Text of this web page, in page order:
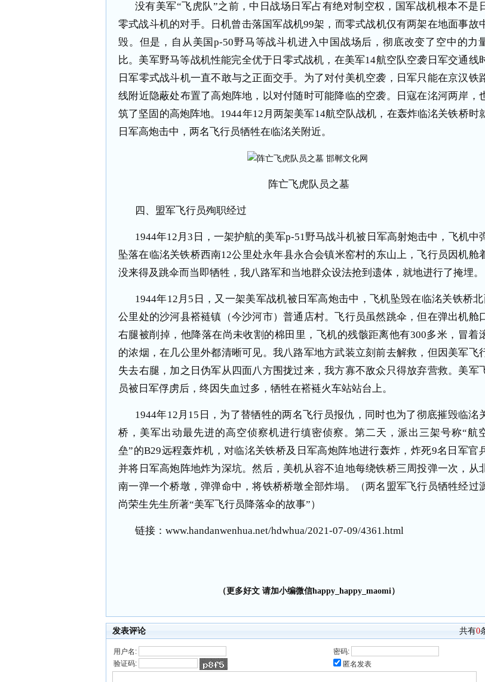
没有美军“飞虎队”之前，中日战场日军占有绝对制空权，国军战机根本不是
零式战斗机的对手。日机曾击落国军战机99架，而零式战机仅有两架在地面事故
毁。但是，自从美国p-50野马等战斗机进入中国战场后，彻底改变了空中的力
比。美军野马等战机性能完全优于日零式战机，在美军14航空队空袭日军交通线
日军零式战斗机一直不敢与之正面交手。为了对付美机空袭，日军只能在京汉铁
线附近隐蔽处布置了高炮阵地，以对付随时可能降临的空袭。日寇在洺河两岸，
筑了坚固的高炮阵地。1944年12月两架美军14航空队战机，在轰炸临洺关铁桥时
日军高炮击中，两名飞行员牺牲在临洺关附近。
阵亡飞虎队员之墓
四、盟军飞行员殉职经过
1944年12月3日，一架护航的美军p-51野马战斗机被日军高射炮击中，飞机中
坠落在临洺关铁桥西南12公里处永年县永合会镇米窑村的东山上，飞行员因机舱
没来得及跳伞而当即牺牲，我八路军和当地群众设法抢到遗体，就地进行了掩埋。
1944年12月5日，又一架美军战机被日军高炮击中，飞机坠毁在临洺关铁桥北
公里处的沙河县褡裢镇（今沙河市）普通店村。飞行员虽然跳伞，但在弹出机舱
右腿被削掉，他降落在尚未收割的棉田里，飞机的残骸距离他有300多米，冒着
的浓烟，在几公里外都清晰可见。我八路军地方武装立刻前去解救，但因美军飞
失去右腿，加之日伪军从四面八方围拢过来，我方寡不敌众只得放弃营救。美军
员被日军俘虏后，终因失血过多，牺牲在褡裢火车站站台上。
1944年12月15日，为了替牺牲的两名飞行员报仇，同时也为了彻底摧毁临洺
桥，美军出动最先进的高空侦察机进行缜密侦察。第二天，派出三架号称“航
垒”的B29远程轰炸机，对临洺关铁桥及日军高炮阵地进行轰炸，炸死9名日军官
并将日军高炮阵地炸为深坑。然后，美机从容不迫地每绕铁桥三周投弹一次，从
南一弹一个桥墩，弹弹命中，将铁桥桥墩全部炸塌。（两名盟军飞行员牺牲经过
尚荣生先生所著“美军飞行员降落伞的故事”）
链接： www.handanwenhua.net/hdwhua/2021-07-09/4361.html
（更多好文 请加小编微信happy_happy_maomi）
发表评论 共有0
用户名:
密码:
验证码:
匿名发表